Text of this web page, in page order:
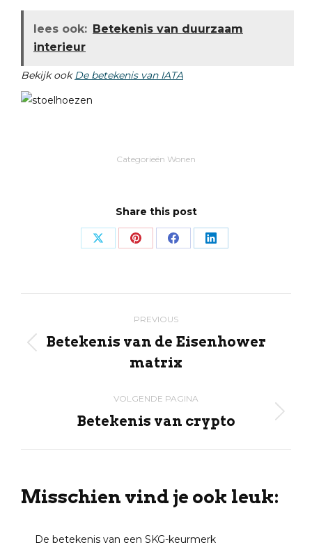
lees ook: Betekenis van duurzaam
interieur
Bekijk ookDe betekenis van IATA
Categorieën Wonen
Share this post
Share Share Share Share
navigation
PREVIOUS
Previous
post:
Betekenis van de Eisenhower
matrix
VOLGENDE PAGINA
Volgende
Betekenis van crypto
Misschien vind je ook leuk:
De betekenis van een SKG-keurmerk